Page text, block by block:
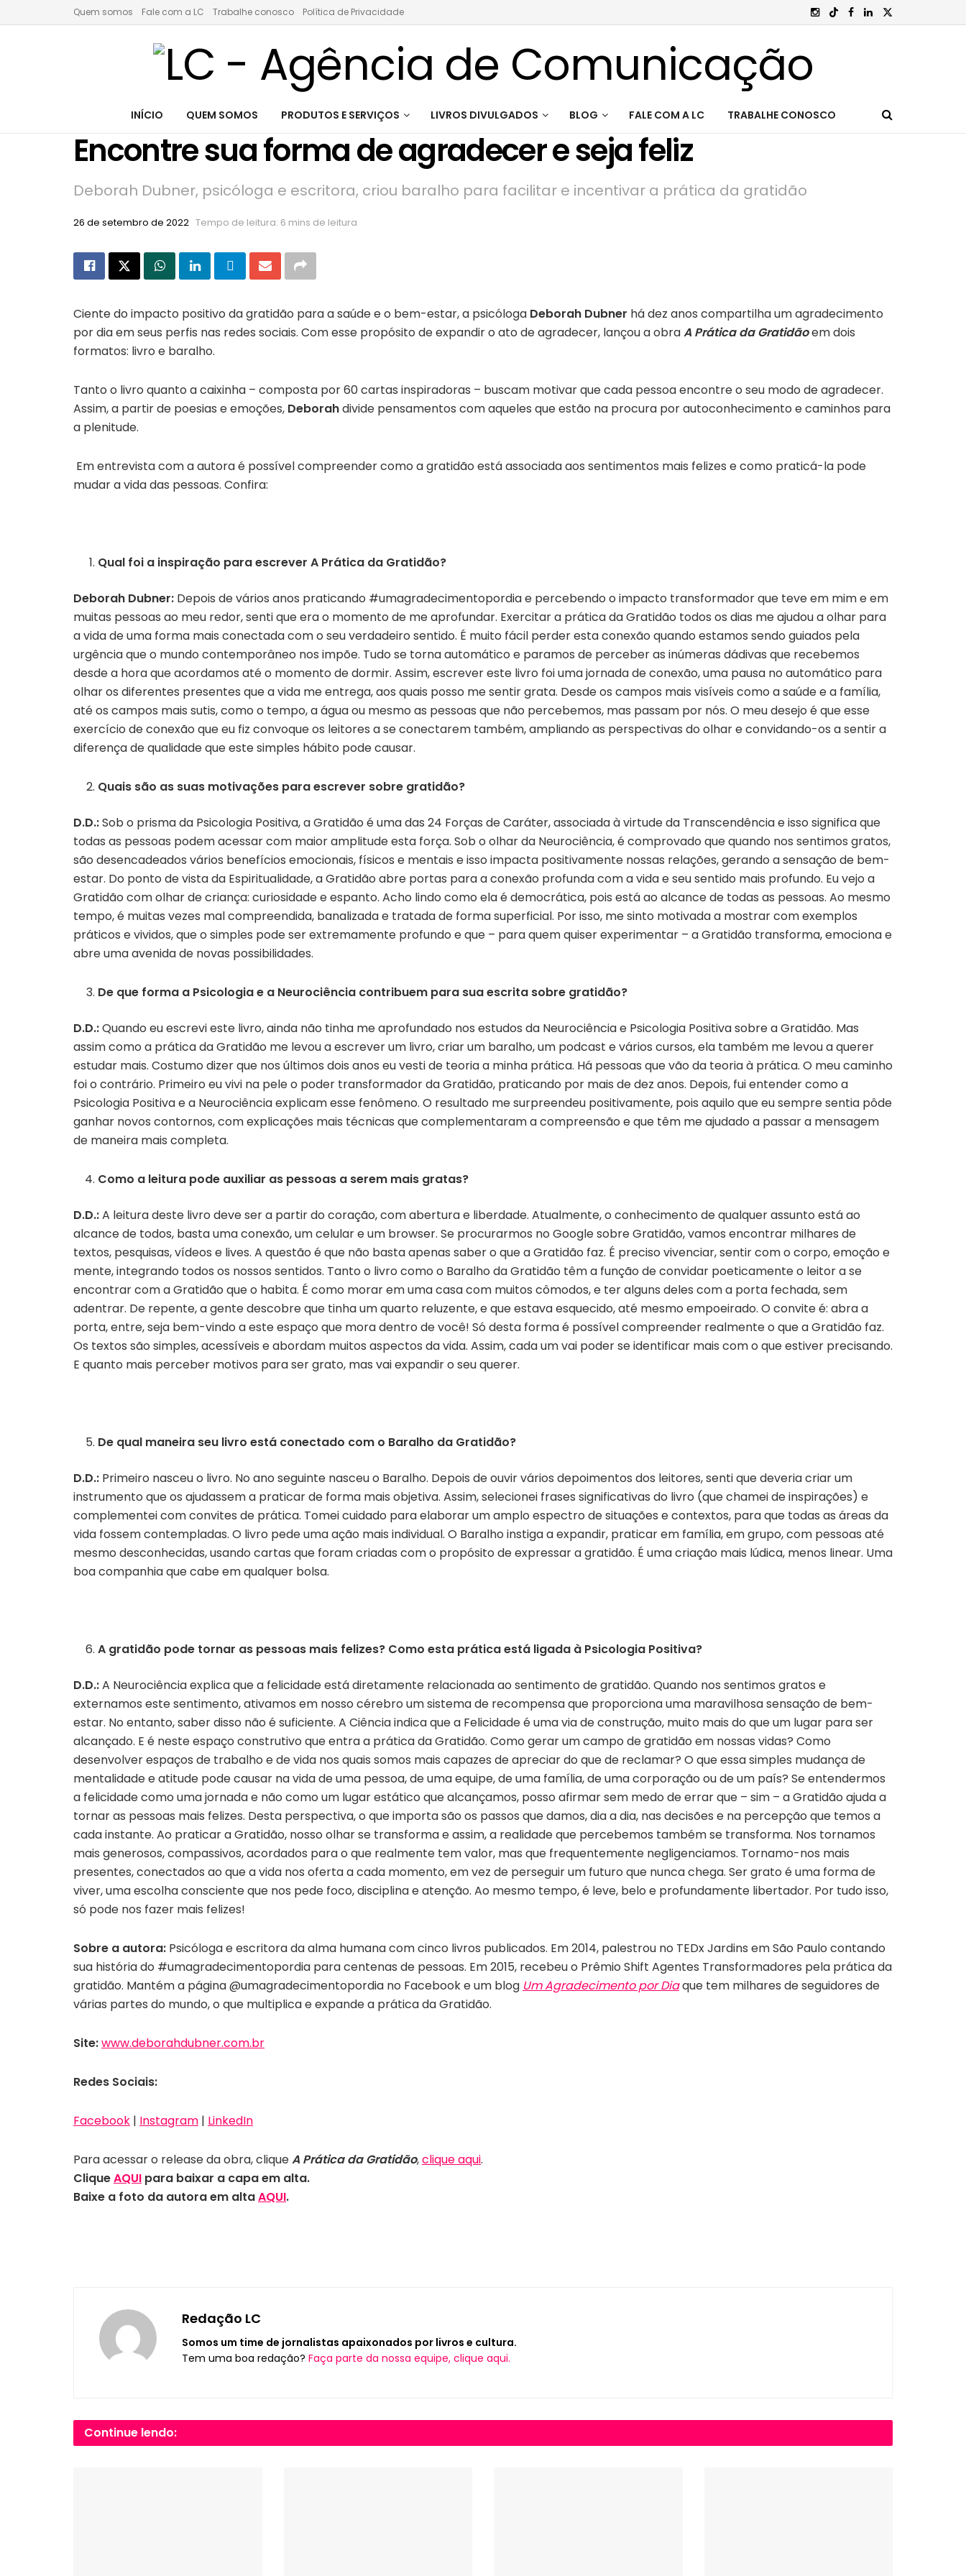
Quem somos Fale com a LC Trabalhe conosco Política de Privacidade
INÍCIO QUEM SOMOS PRODUTOS E SERVIÇOS LIVROS DIVULGADOS BLOG FALE COM A LC TRABALHE CONOSCO
Encontre sua forma de agradecer e seja feliz
Deborah Dubner, psicóloga e escritora, criou baralho para facilitar e incentivar a prática da gratidão
26 de setembro de 2022 Tempo de leitura: 6 mins de leitura
Ciente do impacto positivo da gratidão para a saúde e o bem-estar, a psicóloga Deborah Dubner há dez anos compartilha um agradecimento
por dia em seus perfis nas redes sociais. Com esse propósito de expandir o ato de agradecer, lançou a obraA Prática da Gratidãoem dois
formatos: livro e baralho.
Tanto o livro quanto a caixinha – composta por 60 cartas inspiradoras – buscam motivar que cada pessoa encontre o seu modo de agradecer.
Assim, a partir de poesias e emoções, Deborahdivide pensamentos com aqueles que estão na procura por autoconhecimento e caminhos para
a plenitude.
Em entrevista com a autora é possível compreender como a gratidão está associada aos sentimentos mais felizes e como praticá-la pode
mudar a vida das pessoas. Confira:
Qual foi a inspiração para escrever A Prática da Gratidão?
Deborah Dubner: Depois de vários anos praticando #umagradecimentopordia e percebendo o impacto transformador que teve em mim e em
muitas pessoas ao meu redor, senti que era o momento de me aprofundar. Exercitar a prática da Gratidão todos os dias me ajudou a olhar para
a vida de uma forma mais conectada com o seu verdadeiro sentido. É muito fácil perder esta conexão quando estamos sendo guiados pela
urgência que o mundo contemporâneo nos impõe. Tudo se torna automático e paramos de perceber as inúmeras dádivas que recebemos
desde a hora que acordamos até o momento de dormir. Assim, escrever este livro foi uma jornada de conexão, uma pausa no automático para
olhar os diferentes presentes que a vida me entrega, aos quais posso me sentir grata. Desde os campos mais visíveis como a saúde e a família,
até os campos mais sutis, como o tempo, a água ou mesmo as pessoas que não percebemos, mas passam por nós. O meu desejo é que esse
exercício de conexão que eu fiz convoque os leitores a se conectarem também, ampliando as perspectivas do olhar e convidando-os a sentir a
diferença de qualidade que este simples hábito pode causar.
Quais são as suas motivações para escrever sobre gratidão?
D.D.:Sob o prisma da Psicologia Positiva, a Gratidão é uma das 24 Forças de Caráter, associada à virtude da Transcendência e isso significa que
todas as pessoas podem acessar com maior amplitude esta força. Sob o olhar da Neurociência, é comprovado que quando nos sentimos gratos,
são desencadeados vários benefícios emocionais, físicos e mentais e isso impacta positivamente nossas relações, gerando a sensação de bem-
estar. Do ponto de vista da Espiritualidade, a Gratidão abre portas para a conexão profunda com a vida e seu sentido mais profundo. Eu vejo a
Gratidão com olhar de criança: curiosidade e espanto. Acho lindo como ela é democrática, pois está ao alcance de todas as pessoas. Ao mesmo
tempo, é muitas vezes mal compreendida, banalizada e tratada de forma superficial. Por isso, me sinto motivada a mostrar com exemplos
práticos e vividos, que o simples pode ser extremamente profundo e que – para quem quiser experimentar – a Gratidão transforma, emociona e
abre uma avenida de novas possibilidades.
De que forma a Psicologia e a Neurociência contribuem para sua escrita sobre gratidão?
D.D.:Quando eu escrevi este livro, ainda não tinha me aprofundado nos estudos da Neurociência e Psicologia Positiva sobre a Gratidão. Mas
assim como a prática da Gratidão me levou a escrever um livro, criar um baralho, um podcast e vários cursos, ela também me levou a querer
estudar mais. Costumo dizer que nos últimos dois anos eu vesti de teoria a minha prática. Há pessoas que vão da teoria à prática. O meu caminho
foi o contrário. Primeiro eu vivi na pele o poder transformador da Gratidão, praticando por mais de dez anos. Depois, fui entender como a
Psicologia Positiva e a Neurociência explicam esse fenômeno. O resultado me surpreendeu positivamente, pois aquilo que eu sempre sentia pôde
ganhar novos contornos, com explicações mais técnicas que complementaram a compreensão e que têm me ajudado a passar a mensagem
de maneira mais completa.
Como a leitura pode auxiliar as pessoas a serem mais gratas?
D.D.:A leitura deste livro deve ser a partir do coração, com abertura e liberdade. Atualmente, o conhecimento de qualquer assunto está ao
alcance de todos, basta uma conexão, um celular e um browser. Se procurarmos no Google sobre Gratidão, vamos encontrar milhares de
textos, pesquisas, vídeos e lives. A questão é que não basta apenas saber o que a Gratidão faz. É preciso vivenciar, sentir com o corpo, emoção e
mente, integrando todos os nossos sentidos. Tanto o livro como o Baralho da Gratidão têm a função de convidar poeticamente o leitor a se
encontrar com a Gratidão que o habita. É como morar em uma casa com muitos cômodos, e ter alguns deles com a porta fechada, sem
adentrar. De repente, a gente descobre que tinha um quarto reluzente, e que estava esquecido, até mesmo empoeirado. O convite é: abra a
porta, entre, seja bem-vindo a este espaço que mora dentro de você! Só desta forma é possível compreender realmente o que a Gratidão faz.
Os textos são simples, acessíveis e abordam muitos aspectos da vida. Assim, cada um vai poder se identificar mais com o que estiver precisando.
E quanto mais perceber motivos para ser grato, mas vai expandir o seu querer.
De qual maneira seu livro está conectado com o Baralho da Gratidão?
D.D.: Primeiro nasceu o livro. No ano seguinte nasceu o Baralho. Depois de ouvir vários depoimentos dos leitores, senti que deveria criar um
instrumento que os ajudassem a praticar de forma mais objetiva. Assim, selecionei frases significativas do livro (que chamei de inspirações) e
complementei com convites de prática. Tomei cuidado para elaborar um amplo espectro de situações e contextos, para que todas as áreas da
vida fossem contempladas. O livro pede uma ação mais individual. O Baralho instiga a expandir, praticar em família, em grupo, com pessoas até
mesmo desconhecidas, usando cartas que foram criadas com o propósito de expressar a gratidão. É uma criação mais lúdica, menos linear. Uma
boa companhia que cabe em qualquer bolsa.
A gratidão pode tornar as pessoas mais felizes? Como esta prática está ligada à Psicologia Positiva?
D.D.:A Neurociência explica que a felicidade está diretamente relacionada ao sentimento de gratidão. Quando nos sentimos gratos e
externamos este sentimento, ativamos em nosso cérebro um sistema de recompensa que proporciona uma maravilhosa sensação de bem-
estar. No entanto, saber disso não é suficiente. A Ciência indica que a Felicidade é uma via de construção, muito mais do que um lugar para ser
alcançado. E é neste espaço construtivo que entra a prática da Gratidão. Como gerar um campo de gratidão em nossas vidas? Como
desenvolver espaços de trabalho e de vida nos quais somos mais capazes de apreciar do que de reclamar? O que essa simples mudança de
mentalidade e atitude pode causar na vida de uma pessoa, de uma equipe, de uma família, de uma corporação ou de um país? Se entendermos
a felicidade como uma jornada e não como um lugar estático que alcançamos, posso afirmar sem medo de errar que – sim – a Gratidão ajuda a
tornar as pessoas mais felizes. Desta perspectiva, o que importa são os passos que damos, dia a dia, nas decisões e na percepção que temos a
cada instante. Ao praticar a Gratidão, nosso olhar se transforma e assim, a realidade que percebemos também se transforma. Nos tornamos
mais generosos, compassivos, acordados para o que realmente tem valor, mas que frequentemente negligenciamos. Tornamo-nos mais
presentes, conectados ao que a vida nos oferta a cada momento, em vez de perseguir um futuro que nunca chega. Ser grato é uma forma de
viver, uma escolha consciente que nos pede foco, disciplina e atenção. Ao mesmo tempo, é leve, belo e profundamente libertador. Por tudo isso,
só pode nos fazer mais felizes!
Sobre a autora: Psicóloga e escritora da alma humana com cinco livros publicados. Em 2014, palestrou no TEDx Jardins em São Paulo contando
sua história do #umagradecimentopordia para centenas de pessoas. Em 2015, recebeu o Prêmio Shift Agentes Transformadores pela prática da
gratidão. Mantém a página @umagradecimentopordia no Facebook e um blog Um Agradecimento por Diaque tem milhares de seguidores de
várias partes do mundo, o que multiplica e expande a prática da Gratidão.
Site:www.deborahdubner.com.br
Redes Sociais:
Facebook | Instagram | LinkedIn
Para acessar o release da obra, cliqueA Prática da Gratidão,clique aqui.
CliqueAQUI para baixar a capa em alta.
Baixe a foto da autora em altaAQUI.
Redação LC
Somos um time de jornalistas apaixonados por livros e cultura.
Tem uma boa redação? Faça parte da nossa equipe, clique aqui.
Continue lendo: